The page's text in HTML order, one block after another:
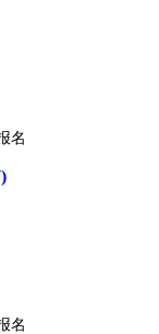
名
名